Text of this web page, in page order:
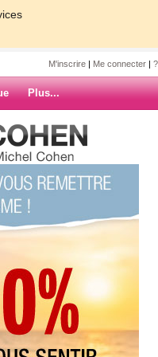
M'inscrire | Me connecter |
Plus...